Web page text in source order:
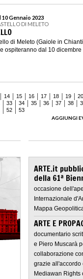
10 Gennaio 2023
DI MELETO
di Meleto (Gaiole in
ospiteranno dal 10 dicembre
14 15 16 17 18 19
20
33 34 35 36 37 38
52
53
AGGIUNGI
ARTE.it
della 61ª
occasione
Internazionale
Mappa
ARTE E
documentario
e Piero Muscarà
collaborazione
grazie all'accordo
Mediawan Rights